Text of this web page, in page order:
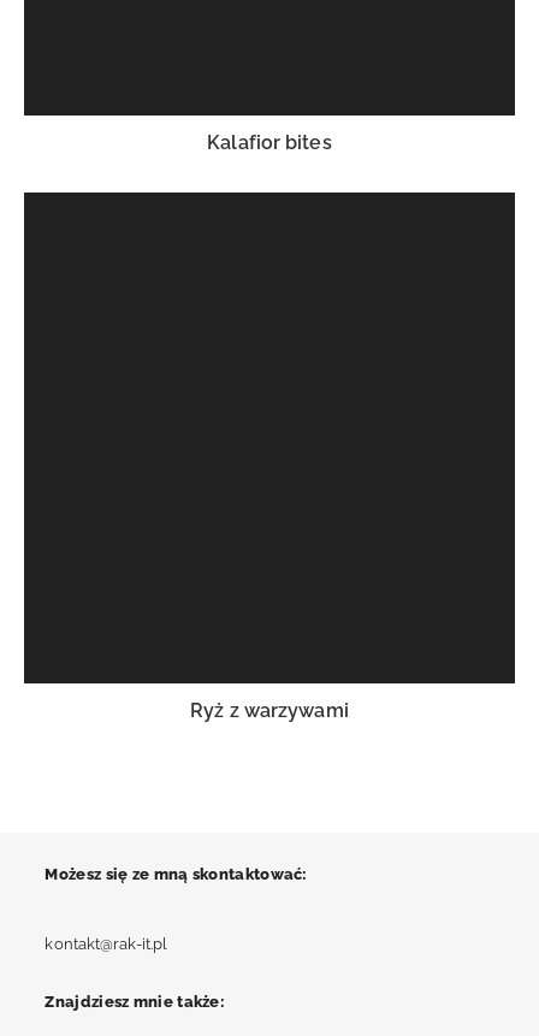
Kalafior bites
Ryż z warzywami
Możesz się ze mną skontaktować:
kontakt@rak-it.pl
application
Znajdziesz mnie także: